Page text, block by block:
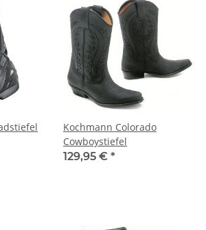
Kochmann Colorado
Cowboystiefel
129,95 € *